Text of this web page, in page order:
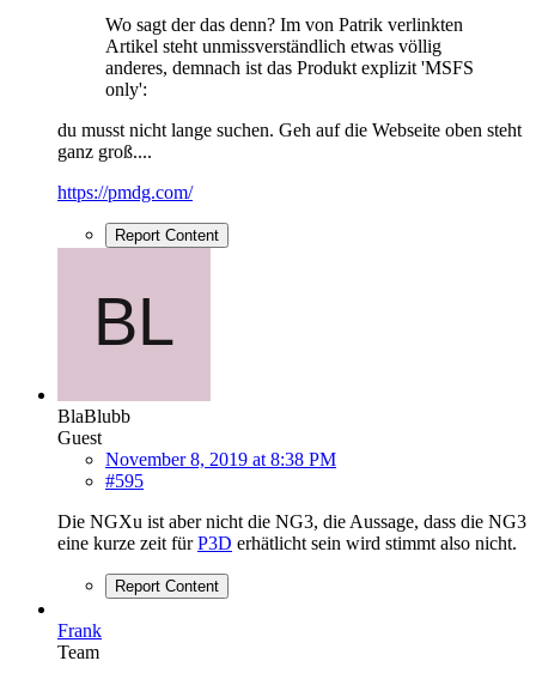
Wo sagt der das denn? Im von Patrik verlinkten
Artikel steht unmissverständlich etwas völlig
anderes, demnach ist das Produkt explizit 'MSFS
only':
du musst nicht lange suchen. Geh auf die Webseite oben steht
ganz groß....
https://pmdg.com/
Report Content
BlaBlubb
Guest
November 8, 2019 at 8:38 PM
#595
Die NGXu ist aber nicht die NG3, die Aussage, dass die NG3
eine kurze zeit fürP3D erhätlicht sein wird stimmt also nicht.
Report Content
Frank
Team